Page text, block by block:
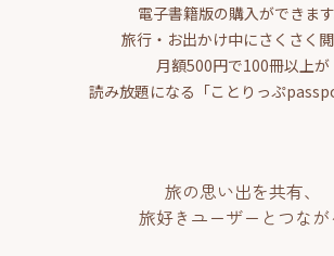
電子書籍版の購入ができます
旅行・お出かけ中にさくさく
月額500円で100冊以上が
読み放題になる「ことりっぷ
旅の思い出を共有、
旅好きユーザーとつなが